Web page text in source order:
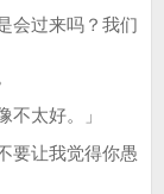
会过来吗？我们
太好。」
让我觉得你愚